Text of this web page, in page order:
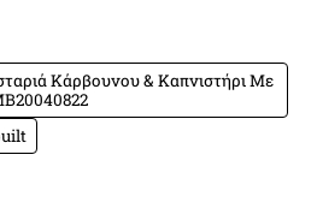
SteadyTemp,
γίνεται πανεύκολα και
σας να διατηρείτε
Κάρβουνου & Καπνιστήρι Με